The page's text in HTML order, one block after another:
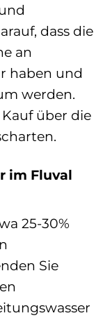
dass die
an
haben und
werden.
über die
im Fluval
25-30%
Sie